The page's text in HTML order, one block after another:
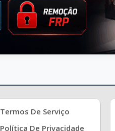
Termos De Serviço
Política De Privacidade